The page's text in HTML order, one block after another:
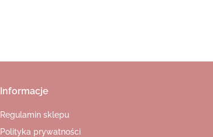
Informacje
Regulamin sklepu
Polityka prywatności